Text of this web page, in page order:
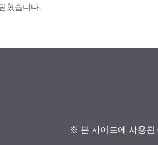
혔습니다.
※ 본 사이트에 사용된